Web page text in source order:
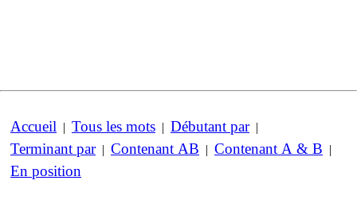
Accueil | Tous les mots | Débutant par|
Terminant par| Contenant AB | Contenant A & B |
En position